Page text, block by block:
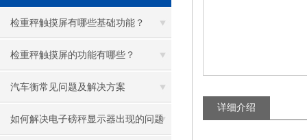
检重秤触摸屏有哪些基础功能？
检重秤触摸屏的功能有哪些？
汽车衡常见问题及解决方案
如何解决电子磅秤显示器出现的问题
详细介绍